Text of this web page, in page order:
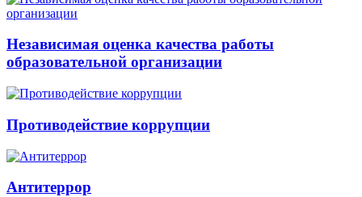
Независимая оценка качества работы
образовательной организации
Противодействие коррупции
Антитеррор